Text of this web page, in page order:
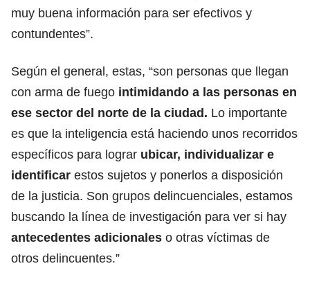
muy buena información para ser efectivos y
contundentes”.
Según el general, estas, “son personas que llegan
con arma de fuego intimidando a las personas en
ese sector del norte de la ciudad. Lo importante
es que la inteligencia está haciendo unos recorridos
específicos para lograr ubicar, individualizar e
identificar estos sujetos y ponerlos a disposición
de la justicia. Son grupos delincuenciales, estamos
buscando la línea de investigación para ver si hay
antecedentes adicionales o otras víctimas de
otros delincuentes.”